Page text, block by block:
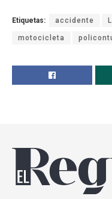
Etiquetas: accidente
motocicleta